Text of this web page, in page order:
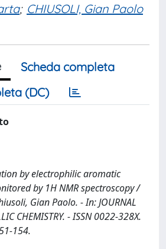
; CHIUSOLI, Gian Paolo
Scheda completa
(DC)
by electrophilic aromatic
by 1H NMR spectroscopy /
Gian Paolo. - In: JOURNAL
CHEMISTRY. - ISSN 0022-328X.
154.